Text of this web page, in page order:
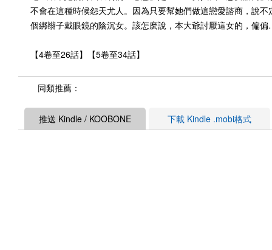
不會在這種時候怨天尤人。因為只要幫她們做這戀愛諮商，說
個綁辮子戴眼鏡的陰沉女。該怎麽說，本大爺討厭這女的，偏
【4卷至26話】【5卷至34話】
同類推薦：
推送 Kindle / KOOBONE 下載 Kindle .mobi格式